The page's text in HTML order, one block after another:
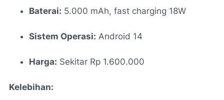
Baterai: 5.000 mAh, fast charging 18W
Sistem Operasi: Android 14
Harga: Sekitar Rp 1.600.000
Kelebihan: